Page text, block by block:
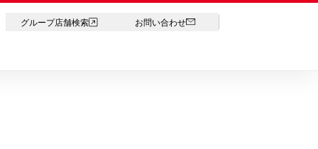
グループ店舗検索 お問い合わせ